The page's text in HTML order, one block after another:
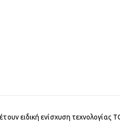
ειδική ενίσχυση τεχνολογίας